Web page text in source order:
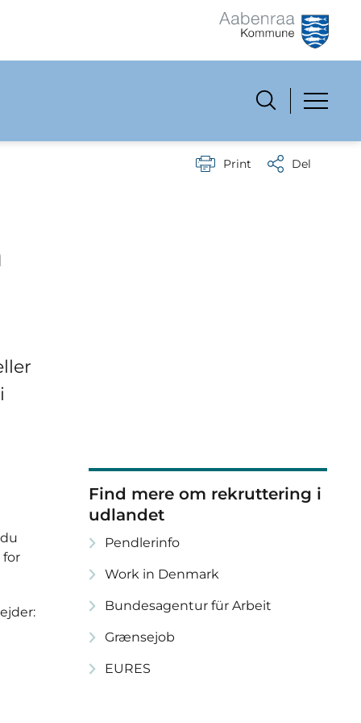
Print Del
for
Find mere om rekruttering i
udlandet
Pendlerinfo
Work in Denmark
Bundesagentur für Arbeit
Grænsejob
EURES